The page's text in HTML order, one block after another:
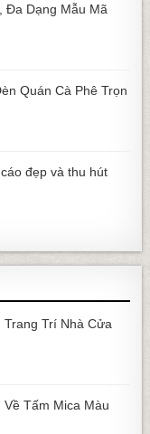
Đa Dạng Mẫu Mã
Quán Cà Phê Trọn
đẹp và thu hút
Trí Nhà Cửa
Tấm Mica Màu